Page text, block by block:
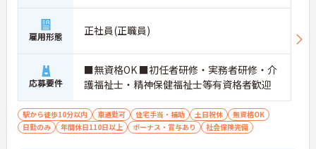
雇用形態 正社員(正職員)
応募要件
■無資格OK ■初任者研修・実務者研修・介
護福祉士・精神保健福祉士等有資格者歓迎
駅から徒歩10分以内 車通勤可 住宅手当・補助 土日祝休
無資格OK
日勤のみ
年間休日110日以上 ボーナス・賞与あり 社会保険完備